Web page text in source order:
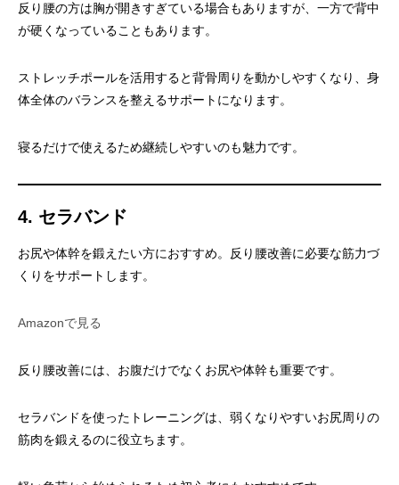
反り腰の方は胸が開きすぎている場合もありますが、一方で背中
が硬くなっていることもあります。
ストレッチポールを活用すると背骨周りを動かしやすくなり、身
体全体のバランスを整えるサポートになります。
寝るだけで使えるため継続しやすいのも魅力です。
4. セラバンド
お尻や体幹を鍛えたい方におすすめ。反り腰改善に必要な筋力づ
くりをサポートします。
Amazonで見る
反り腰改善には、お腹だけでなくお尻や体幹も重要です。
セラバンドを使ったトレーニングは、弱くなりやすいお尻周りの
筋肉を鍛えるのに役立ちます。